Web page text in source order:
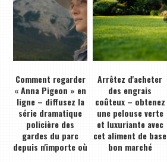
Comment regarder
« Anna Pigeon » en
ligne – diffusez la
série dramatique
policière des
gardes du parc
depuis n'importe où
Arrêtez d'acheter
des engrais
coûteux – obtenez
une pelouse verte
et luxuriante avec
cet aliment de base
bon marché